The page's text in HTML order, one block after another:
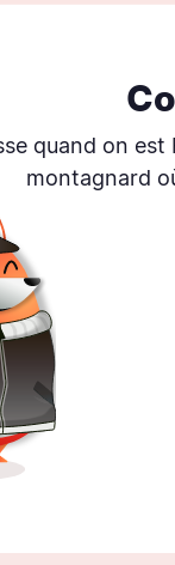
quand on
montagnard